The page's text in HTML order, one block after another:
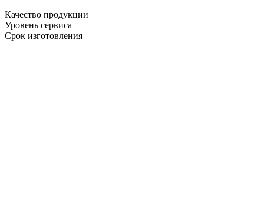
Качество продукции
Уровень сервиса
Срок изготовления